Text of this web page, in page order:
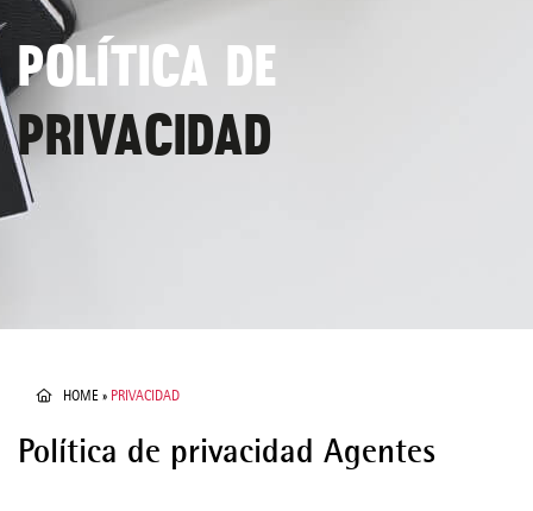
POLÍTICA DE
PRIVACIDAD
HOME » PRIVACIDAD
Política de privacidad Agentes